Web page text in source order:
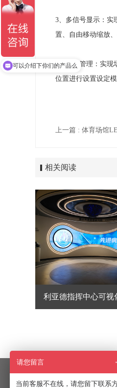
3、多信号显示：实
置、自由移动缩放
4、预案管理：实现
位置进行设置设定
上一篇 : 体育场馆
相关阅读
利亚德指挥中心可视
可以介绍下你们的产品么
请您留言
当前客服不在线，请您留下联系